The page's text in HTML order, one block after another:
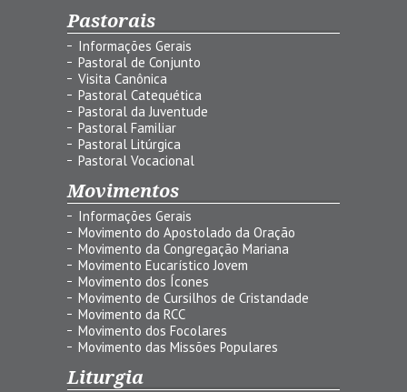
Pastorais
Informações Gerais
Pastoral de Conjunto
Visita Canônica
Pastoral Catequética
Pastoral da Juventude
Pastoral Familiar
Pastoral Litúrgica
Pastoral Vocacional
Movimentos
Informações Gerais
Movimento do Apostolado da Oração
Movimento da Congregação Mariana
Movimento Eucarístico Jovem
Movimento dos Ícones
Movimento de Cursilhos de Cristandade
Movimento da RCC
Movimento dos Focolares
Movimento das Missões Populares
Liturgia